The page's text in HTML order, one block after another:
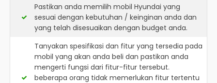
Pastikan anda memilih mobil Hyundai yang
sesuai dengan kebutuhan / keinginan anda dan
yang telah disesuaikan dengan budget anda.
Tanyakan spesifikasi dan fitur yang tersedia pada
mobil yang akan anda beli dan pastikan anda
mengerti fungsi dari fitur-fitur tersebut.
beberapa orang tidak memerlukan fitur tertentu